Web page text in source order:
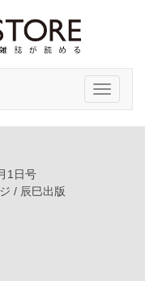
Toggle
1日号
/ 辰巳出版